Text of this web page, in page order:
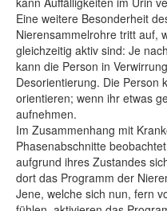
Eine weitere Besonderheit
Nierensammelrohre tritt auf,
gleichzeitig aktiv sind: Je
kann die Person in
Desorientierung. Die Person
orientieren; wenn ihr etwas
aufnehmen.
Im Zusammenhang mit
Phasenabschnitte
aufgrund ihres Zustandes
dort das Programm der
Jene, welche sich nun, fern